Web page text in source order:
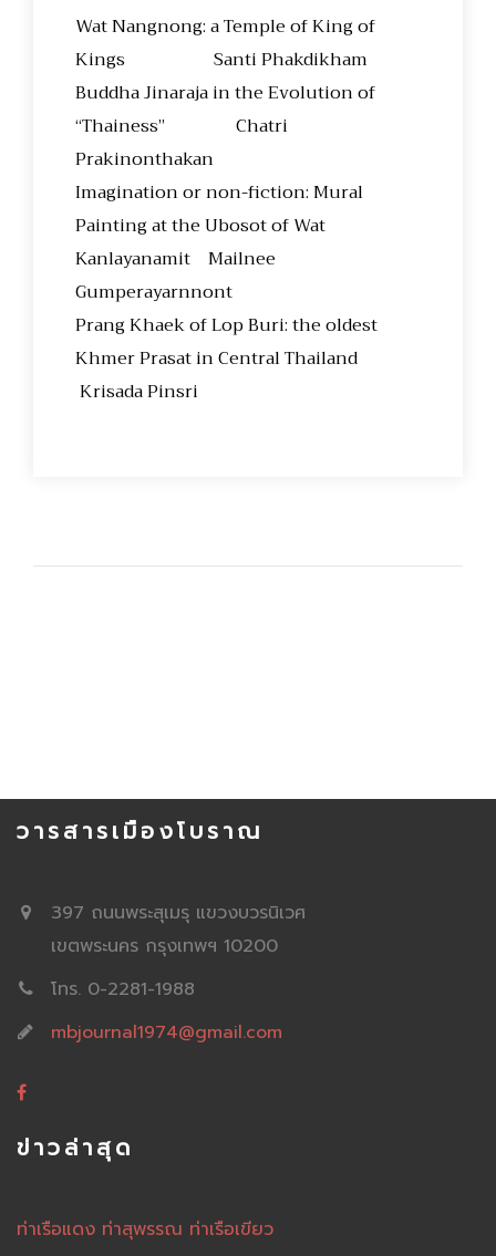
Wat Nangnong: a Temple of King of
Kings Santi Phakdikham
Buddha Jinaraja in the Evolution of
“Thainess” Chatri
Prakinonthakan
Imagination or non-fiction: Mural
Painting at the Ubosot of Wat
Kanlayanamit Mailnee
Gumperayarnnont
Prang Khaek of Lop Buri: the oldest
Khmer Prasat in Central Thailand
Krisada Pinsri
วารสารเมืองโบราณ
397 ถนนพระสุเมรุ แขวงบวรนิเวศ
เขตพระนคร กรุงเทพฯ 10200
โทร. 0-2281-1988
mbjournal1974@gmail.com
ข่าวล่าสุด
ท่าเรือแดง ท่าสุพรรณ ท่าเรือเขียว